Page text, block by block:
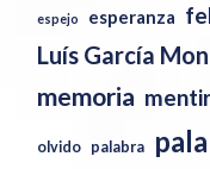
espejo esperanza
Luís García
memoria
olvido palabra